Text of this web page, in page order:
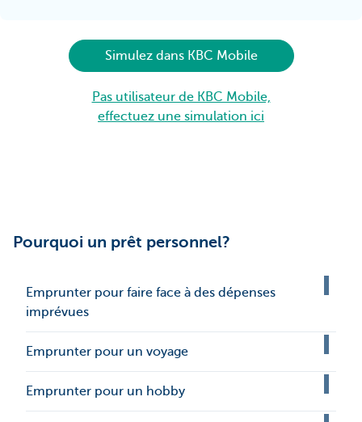
Simulez dans KBC Mobile
Pas utilisateur de KBC Mobile,
effectuez une simulation ici
Pourquoi un prêt personnel?
Emprunter pour faire face à des dépenses
imprévues
Emprunter pour un voyage
Emprunter pour un hobby